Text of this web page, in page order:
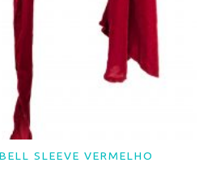
LER MAIS
SLEEVE VERMELHO